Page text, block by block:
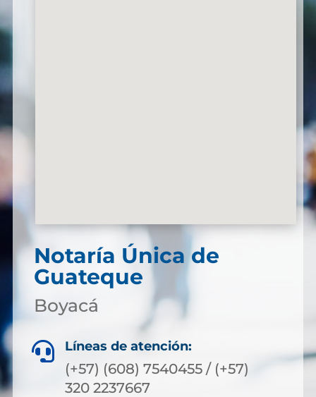
Notaría Única de
Guateque
Boyacá
 Líneas de atención:
(+57) (608) 7540455 / (+57)
320 2237667